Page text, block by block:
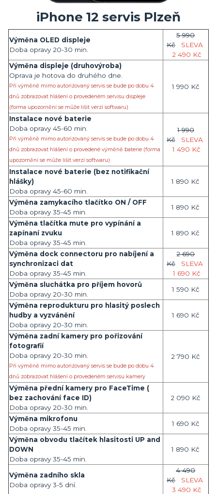
iPhone 12 servis Plzeň
Výměna OLED displeje
Doba opravy 20-30 min.
5 990
Kč
SLEVA
2 490 Kč
Výměna displeje (druhovýroba)
Oprava je hotova do druhého dne.
Při výměně mimo autorizovaný servis se bude po dobu 4
dnů zobrazovat hlášení o provedeném servisu displeje
(forma upozornění se může lišit verzí softwaru)
1 990 Kč
Instalace nové baterie
Doba opravy 45-60 min.
Při výměně mimo autorizovaný servis se bude po dobu 4
dnů zobrazovat hlášení o provedené výměně baterie (forma
upozornění se může lišit verzí softwaru)
1 990
Kč
SLEVA
1 490 Kč
Instalace nové baterie (bez notifikační
hlášky)
Doba opravy 45-60 min.
1 890 Kč
Výměna zamykacího tlačítko ON / OFF
Doba opravy 35-45 min.
1 890 Kč
Výměna tlačítka mute pro vypínání a
zapínaní zvuku
Doba opravy 35-45 min.
1 890 Kč
Výměna dock connectoru pro nabíjení a
synchronizaci dat
Doba opravy 35-45 min.
2 690
Kč
SLEVA
1 690 Kč
Výměna sluchátka pro příjem hovorů
Doba opravy 20-30 min.
1 590 Kč
Výměna reprodukturu pro hlasitý poslech
hudby a vyzvánění
Doba opravy 20-30 min.
1 690 Kč
Výměna zadní kamery pro pořizování
fotografií
Doba opravy 20-30 min.
Při výměně mimo autorizovaný servis se bude po dobu 4
dnů zobrazovat hlášení o provedeném servisu kamery
2 790 Kč
Výměna přední kamery pro FaceTime (
bez zachování face ID)
Doba opravy 20-30 min.
2 090 Kč
Výměna mikrofonu
Doba opravy 35-45 min.
1 690 Kč
Výměna obvodu tlačítek hlasitosti UP and
DOWN
Doba opravy 35-45 min.
1 890 Kč
Výměna zadního skla
Doba opravy 3-5 dní.
4 490
Kč
SLEVA
3 490 Kč